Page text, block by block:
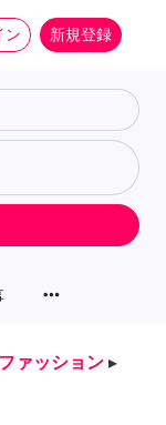
ン 新規登録
more_horiz
ァッション ▸